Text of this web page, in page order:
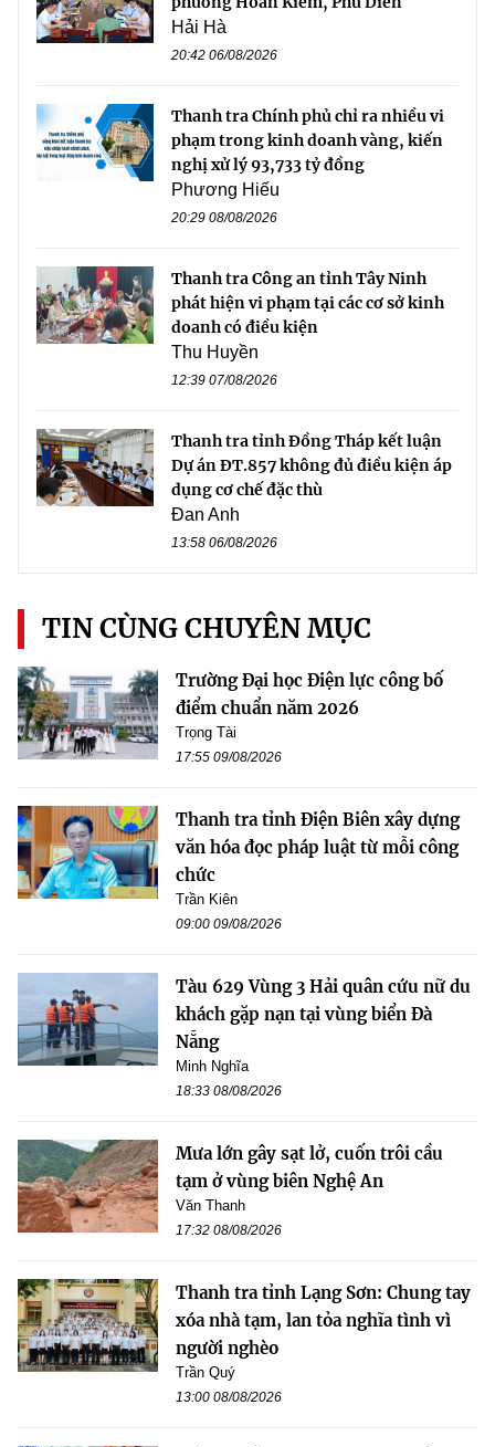
Hải Hà
20:42 06/08/2026
Thanh tra Chính phủ chỉ ra nhiều vi
phạm trong kinh doanh vàng, kiến
nghị xử lý 93,733 tỷ đồng
Phương Hiếu
20:29 08/08/2026
Thanh tra Công an tỉnh Tây Ninh
phát hiện vi phạm tại các cơ sở kinh
doanh có điều kiện
Thu Huyền
12:39 07/08/2026
Thanh tra tỉnh Đồng Tháp kết luận
Dự án ĐT.857 không đủ điều kiện áp
dụng cơ chế đặc thù
Đan Anh
13:58 06/08/2026
TIN CÙNG CHUYÊN MỤC
Trường Đại học Điện lực công bố
điểm chuẩn năm 2026
Trọng Tài
17:55 09/08/2026
Thanh tra tỉnh Điện Biên xây dựng
văn hóa đọc pháp luật từ mỗi công
chức
Trần Kiên
09:00 09/08/2026
Tàu 629 Vùng 3 Hải quân cứu nữ du
khách gặp nạn tại vùng biển Đà
Nẵng
Minh Nghĩa
18:33 08/08/2026
Mưa lớn gây sạt lở, cuốn trôi cầu
tạm ở vùng biên Nghệ An
Văn Thanh
17:32 08/08/2026
Thanh tra tỉnh Lạng Sơn: Chung tay
xóa nhà tạm, lan tỏa nghĩa tình vì
người nghèo
Trần Quý
13:00 08/08/2026